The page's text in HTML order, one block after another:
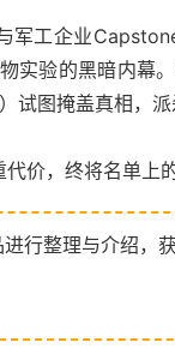
军工企业
实验的黑暗内幕
试图掩盖真相，派
价，终将名单上
行整理与介绍，